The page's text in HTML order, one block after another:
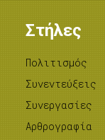
Στήλες
Πολιτισμός
Συνεντεύξεις
Συνεργασίες
Αρθρογραφία